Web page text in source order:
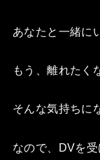
あなたと一緒に
もう、離れたく
そんな気持ちに
なので、DVを